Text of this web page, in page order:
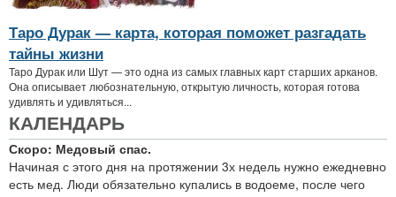
Таро Дурак — карта, которая поможет разгадать
тайны жизни
Таро Дурак или Шут — это одна из самых главных карт старших арканов.
Она описывает любознательную, открытую личность, которая готова
удивлять и удивляться...
КАЛЕНДАРЬ
Скоро: Медовый спас.
Начиная с этого дня на протяжении 3х недель нужно ежедневно
есть мед. Люди обязательно купались в водоеме, после чего